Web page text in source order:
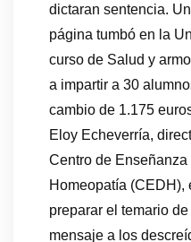
dictaran sentencia.
página tumbó en la
curso de Salud y
a impartir a 30
cambio de 1.175
Eloy Echeverría,
Centro de
Homeopatía (CEDH),
preparar el temario
mensaje a los